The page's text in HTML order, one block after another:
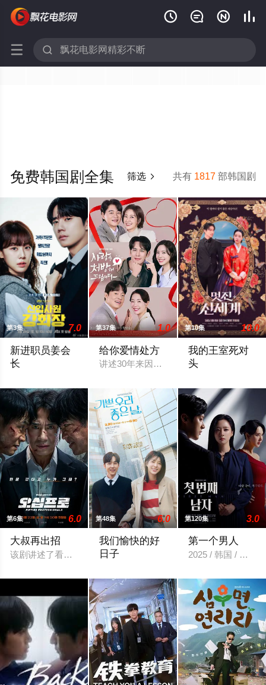
   
 
共有 1817 部韩国剧
免费韩国剧全集 筛选 
第3集 7.0
新进职员姜会
长
第37集 1.0
给你爱情处方
讲述30年来因恶缘而交织在一起的两家人
第10集 10.0
我的王室死对
头
第6集 6.0
大叔再出招
该剧讲述了看似平凡却各有致命魅力的三位大叔，在命运的推
第48集 6.0
我们愉快的好
日子
第120集 3.0
第一个男人
2025 / 韩国 / 咸恩